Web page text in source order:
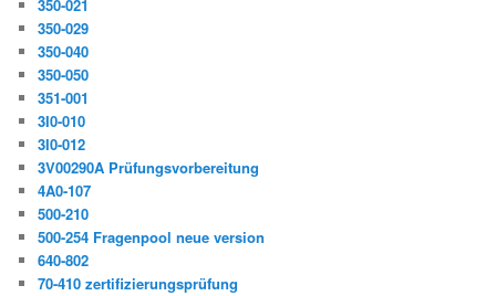
350-021
350-029
350-040
350-050
351-001
3I0-010
3I0-012
3V00290A Prüfungsvorbereitung
4A0-107
500-210
500-254 Fragenpool neue version
640-802
70-410 zertifizierungsprüfung